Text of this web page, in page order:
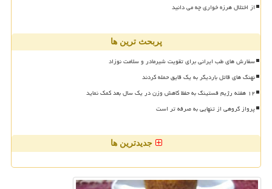
از اختلال هرزه خواری چه می دانید
پربحث ترین ها
سفارش های طب ایرانی برای تقویت شیرمادر و سلامت نوزاد
نهنگ های قاتل باردیگر به یک قایق حمله کردند
۱۲ هفته رژیم فستینگ به حفظ کاهش وزن در یک سال بعد کمک نماید
پرواز گروهی از تنهایی به صرفه تر است
جدیدترین ها